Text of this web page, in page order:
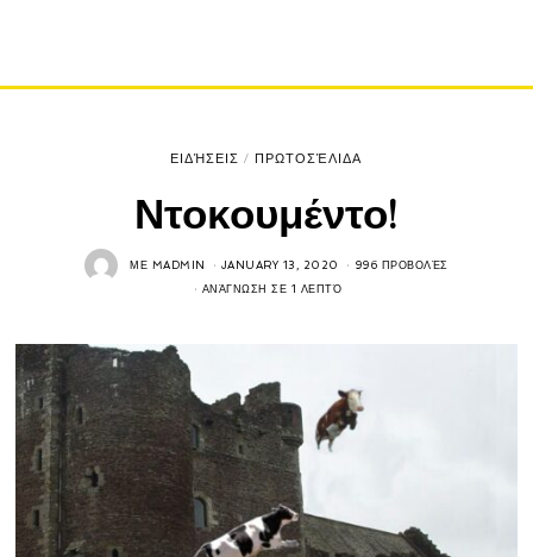
ΕΙΔΉΣΕΙΣ / ΠΡΩΤΟΣΈΛΙΔΑ
Ντοκουμέντο!
ΜΕ MADMIN JANUARY 13, 2020 996 ΠΡΟΒΟΛΈΣ
ΑΝΆΓΝΩΣΗ ΣΕ 1 ΛΕΠΤΌ